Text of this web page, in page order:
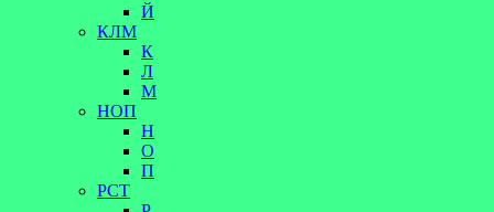
Й
КЛМ
К
Л
М
НОП
Н
О
П
РСТ